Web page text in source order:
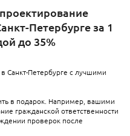
Петербурге за 1
до 35%
Санкт-Петербурге с лучшими
в подарок. Например, вашими
гражданской ответственности
проверок после